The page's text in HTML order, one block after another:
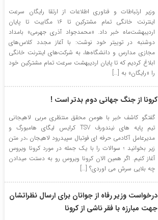
وزیر ارتباطات و فناوری اطلاعات از ارتقا رایگان سرعت
اینترنت خانگی تمام مشترکین تا ۱۶ مگابیت تا پایان
اردیبهشت‌ماه خبر داد. «محمدجواد آذری جهرمی» بامداد
دوشنبه در توییتر خود نوشت: ‏با آغاز مجدد کلاس‌های
مجازی مدارس و دانشگاه‌ها، به شرکت‌های اینترنت خانگی
ابلاغ کردیم که تا پایان اردیبهشت سرعت تمام مشترکین خود
را «رایگان» به […]
کرونا از جنگ جهانی دوم بدتر است !
گفتگو کاشف خبر با هومن محقق منتظری مربی لاهیجانی
تیم پایه های نیندورف TSV کرایس لیگای هامبورگ و
مدیرعامل آکادمی حرفه ای فوتبال سپیدرود لاهیجان ،در متن
زیر بخوانید ؛ سوالات را با یک جمله در مورد کرونا ویروس
آغاز کنیم. اگر همین الان کرونا ویروس رو به دستت میدادن
چه بلایی سرش می اوردی؟ […]
درخواست وزیر رفاه از جوانان برای ارسال نظراتشان
جهت مبارزه با فقر ناشی از کرونا